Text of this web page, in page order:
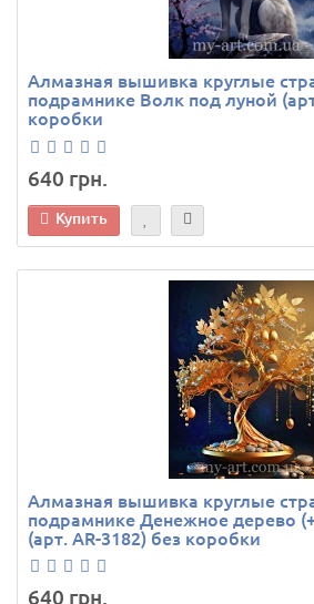
Алмазная вышивка круглые
подрамнике Волк под луной
коробки
640 грн.
Купить
Алмазная вышивка круглые
подрамнике Денежное дерево
(арт. AR-3182) без коробки
640 грн.